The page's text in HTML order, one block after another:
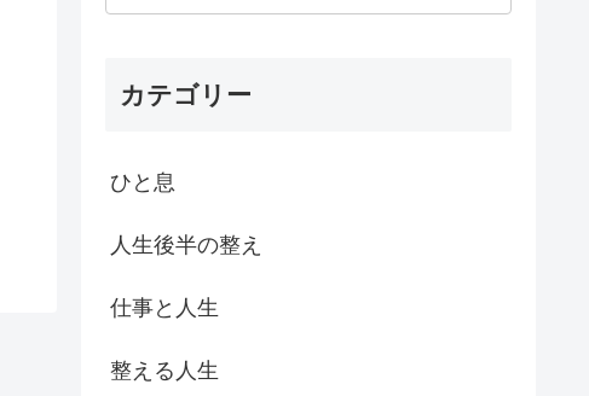
カテゴリー
ひと息
人生後半の整え
仕事と人生
整える人生